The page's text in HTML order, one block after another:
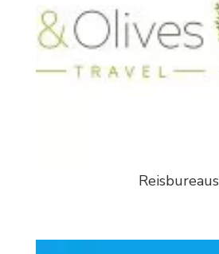
Reisbureaus